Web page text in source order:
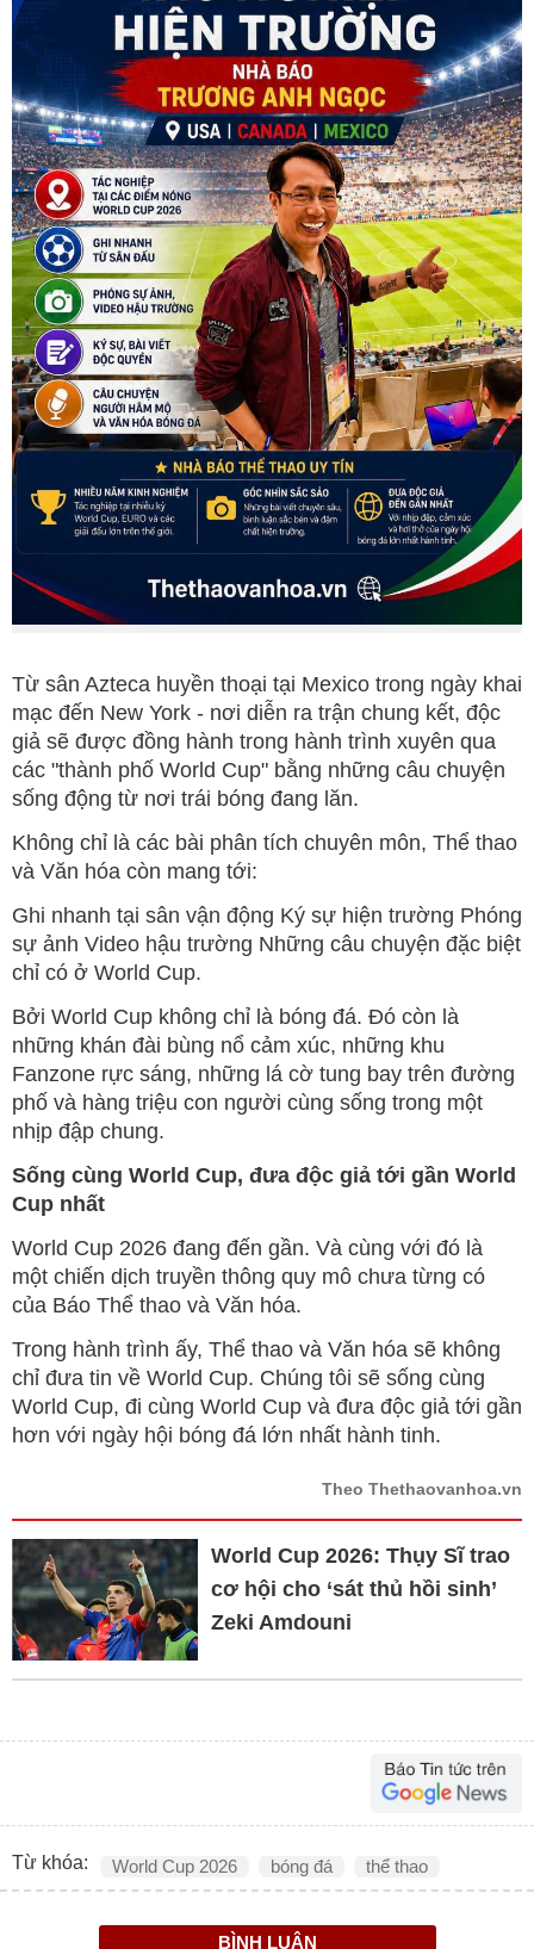
Từ sân Azteca huyền thoại tại Mexico trong ngày khai
mạc đến New York - nơi diễn ra trận chung kết, độc
giả sẽ được đồng hành trong hành trình xuyên qua
các "thành phố World Cup" bằng những câu chuyện
sống động từ nơi trái bóng đang lăn.
Không chỉ là các bài phân tích chuyên môn, Thể thao
và Văn hóa còn mang tới:
Ghi nhanh tại sân vận động Ký sự hiện trường Phóng
sự ảnh Video hậu trường Những câu chuyện đặc biệt
chỉ có ở World Cup.
Bởi World Cup không chỉ là bóng đá. Đó còn là
những khán đài bùng nổ cảm xúc, những khu
Fanzone rực sáng, những lá cờ tung bay trên đường
phố và hàng triệu con người cùng sống trong một
nhịp đập chung.
Sống cùng World Cup, đưa độc giả tới gần World
Cup nhất
World Cup 2026 đang đến gần. Và cùng với đó là
một chiến dịch truyền thông quy mô chưa từng có
của Báo Thể thao và Văn hóa.
Trong hành trình ấy, Thể thao và Văn hóa sẽ không
chỉ đưa tin về World Cup. Chúng tôi sẽ sống cùng
World Cup, đi cùng World Cup và đưa độc giả tới gần
hơn với ngày hội bóng đá lớn nhất hành tinh.
Theo Thethaovanhoa.vn
World Cup 2026: Thụy Sĩ trao
cơ hội cho ‘sát thủ hồi sinh’
Zeki Amdouni
Từ khóa: World Cup 2026 bóng đá thể thao
BÌNH LUẬN